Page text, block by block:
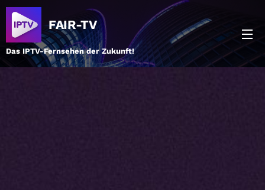
FAIR-TV
Das IPTV-Fernsehen der Zukunft!